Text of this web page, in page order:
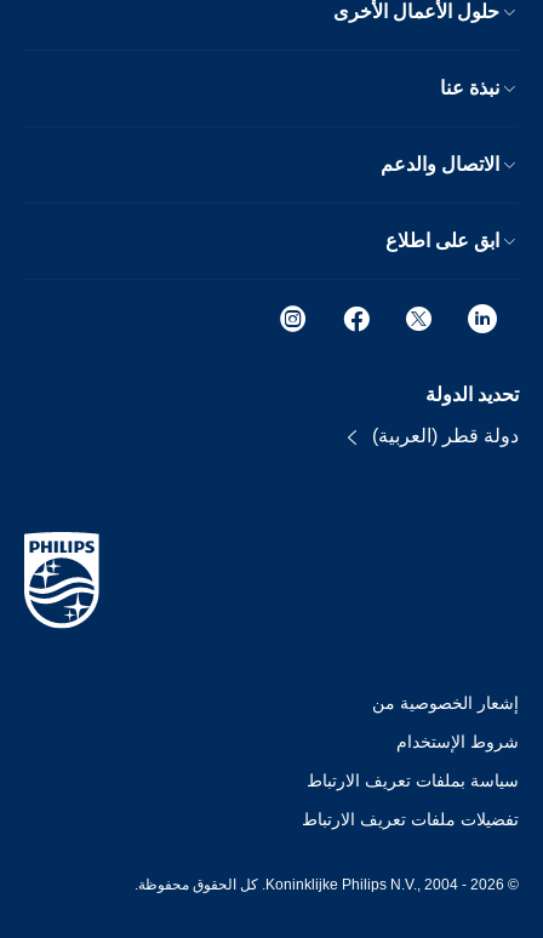
حلول الأعمال الأخرى
نبذة عنا
الاتصال والدعم
ابق على اطلاع
تحديد الدولة
دولة قطر (العربية)
إشعار الخصوصية من
شروط الإستخدام
سياسة بملفات تعريف الارتباط
تفضيلات ملفات تعريف الارتباط
© Koninklijke Philips N.V., 2004 - 2026. كل الحقوق محفوظة.